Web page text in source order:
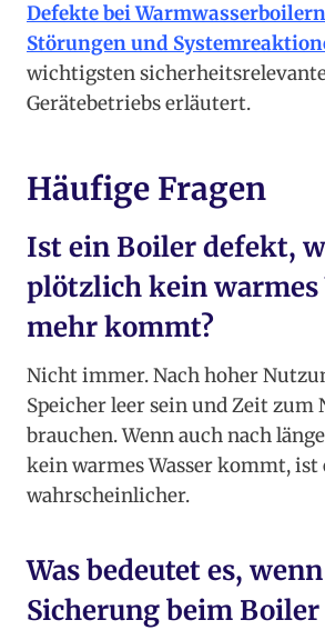
Defekte bei
Störungen und
wichtigsten
Gerätebetriebs erläutert.
Häufige Fragen
Ist ein Boiler defekt,
plötzlich kein warmes
mehr kommt?
Nicht immer. Nach hoher
Speicher leer sein und Zeit zum
brauchen. Wenn auch nach
kein warmes Wasser kommt, ist
wahrscheinlicher.
Was bedeutet es,
Sicherung beim Boiler